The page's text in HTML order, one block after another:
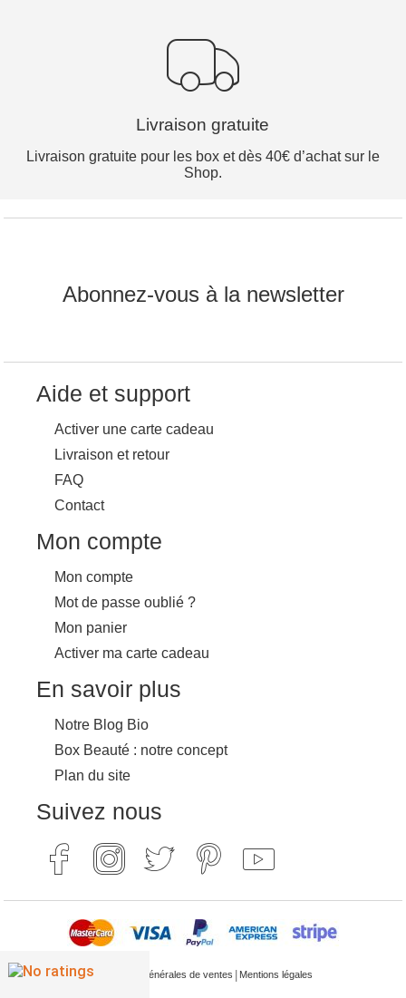
Livraison gratuite
Livraison gratuite pour les box et dès 40€ d’achat sur le
Shop.
Abonnez-vous à la newsletter
Aide et support
Activer une carte cadeau
Livraison et retour
FAQ
Contact
Mon compte
Mon compte
Mot de passe oublié ?
Mon panier
Activer ma carte cadeau
En savoir plus
Notre Blog Bio
Box Beauté : notre concept
Plan du site
Suivez nous
Conditions générales de ventes Mentions légales